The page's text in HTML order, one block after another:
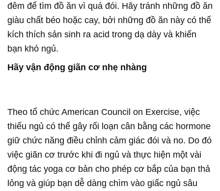
đêm để tìm đồ ăn vì quá đói. Hãy tránh những đồ ăn
giàu chất béo hoặc cay, bởi những đồ ăn này có thể
kích thích sản sinh ra acid trong dạ dày và khiến
bạn khó ngủ.
Hãy vận động giãn cơ nhẹ nhàng
Theo tổ chức American Council on Exercise, việc
thiếu ngủ có thể gây rối loạn cân bằng các hormone
giữ chức năng điều chỉnh cảm giác đói và no. Do đó
việc giãn cơ trước khi đi ngủ và thực hiện một vài
động tác yoga cơ bản cho phép cơ bắp của bạn thả
lỏng và giúp bạn dễ dàng chìm vào giấc ngủ sâu